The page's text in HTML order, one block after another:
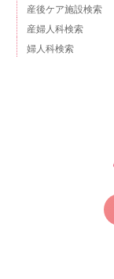
産後ケア施設検索
産婦人科検索
婦人科検索